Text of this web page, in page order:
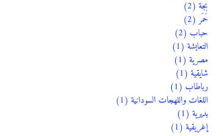
بجة (2)
حَمَر (2)
حباب (2)
التعايشة (1)
مصرية (1)
شايقية (1)
رباطاب (1)
اللغات واللهجات السودانية (1)
بديرية (1)
إغريقية (1)